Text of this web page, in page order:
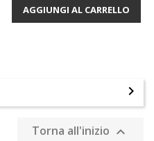
AGGIUNGI AL CARRELLO

Torna all'inizio 